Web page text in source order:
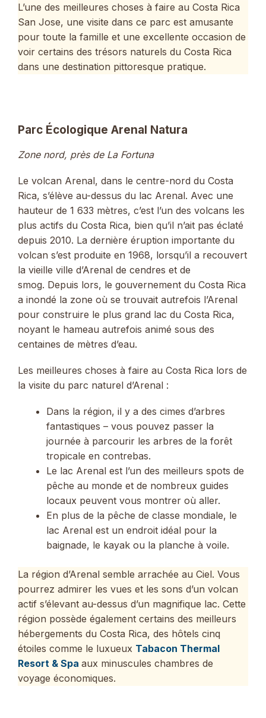
L’une des meilleures choses à faire au Costa Rica
San Jose, une visite dans ce parc est amusante
pour toute la famille et une excellente occasion de
voir certains des trésors naturels du Costa Rica
dans une destination pittoresque pratique.
Parc Écologique Arenal Natura
Zone nord, près de La Fortuna
Le volcan Arenal, dans le centre-nord du Costa
Rica, s’élève au-dessus du lac Arenal. Avec une
hauteur de 1 633 mètres, c’est l’un des volcans les
plus actifs du Costa Rica, bien qu’il n’ait pas éclaté
depuis 2010. La dernière éruption importante du
volcan s’est produite en 1968, lorsqu’il a recouvert
la vieille ville d’Arenal de cendres et de
smog. Depuis lors, le gouvernement du Costa Rica
a inondé la zone où se trouvait autrefois l’Arenal
pour construire le plus grand lac du Costa Rica,
noyant le hameau autrefois animé sous des
centaines de mètres d’eau.
Les meilleures choses à faire au Costa Rica lors de
la visite du parc naturel d’Arenal :
Dans la région, il y a des cimes d’arbres
fantastiques – vous pouvez passer la
journée à parcourir les arbres de la forêt
tropicale en contrebas.
Le lac Arenal est l’un des meilleurs spots de
pêche au monde et de nombreux guides
locaux peuvent vous montrer où aller.
En plus de la pêche de classe mondiale, le
lac Arenal est un endroit idéal pour la
baignade, le kayak ou la planche à voile.
La région d’Arenal semble arrachée au Ciel. Vous
pourrez admirer les vues et les sons d’un volcan
actif s’élevant au-dessus d’un magnifique lac. Cette
région possède également certains des meilleurs
hébergements du Costa Rica, des hôtels cinq
étoiles comme le luxueux Tabacon Thermal
Resort & Spa aux minuscules chambres de
voyage économiques.